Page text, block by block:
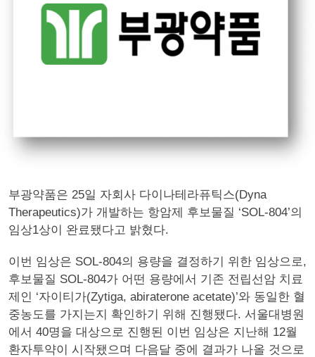
부광약품은 25일 자회사 다이나테라퓨틱스(Dyna
Therapeutics)가 개발하는 항암제 후보물질 ‘SOL-804’의
임상1상이 완료됐다고 밝혔다.
이번 임상은 SOL-804의 용량을 결정하기 위한 임상으로,
후보물질 SOL-804가 어떤 용량에서 기존 전립선암 치료
제인 ‘자이티가(Zytiga, abiraterone acetate)’와 동일한 혈
중농도를 가지는지 확인하기 위해 진행됐다. 서울대병원
에서 40명을 대상으로 진행된 이번 임상은 지난해 12월
환자투약이 시작됐으며 다음달 중에 결과가 나올 것으로